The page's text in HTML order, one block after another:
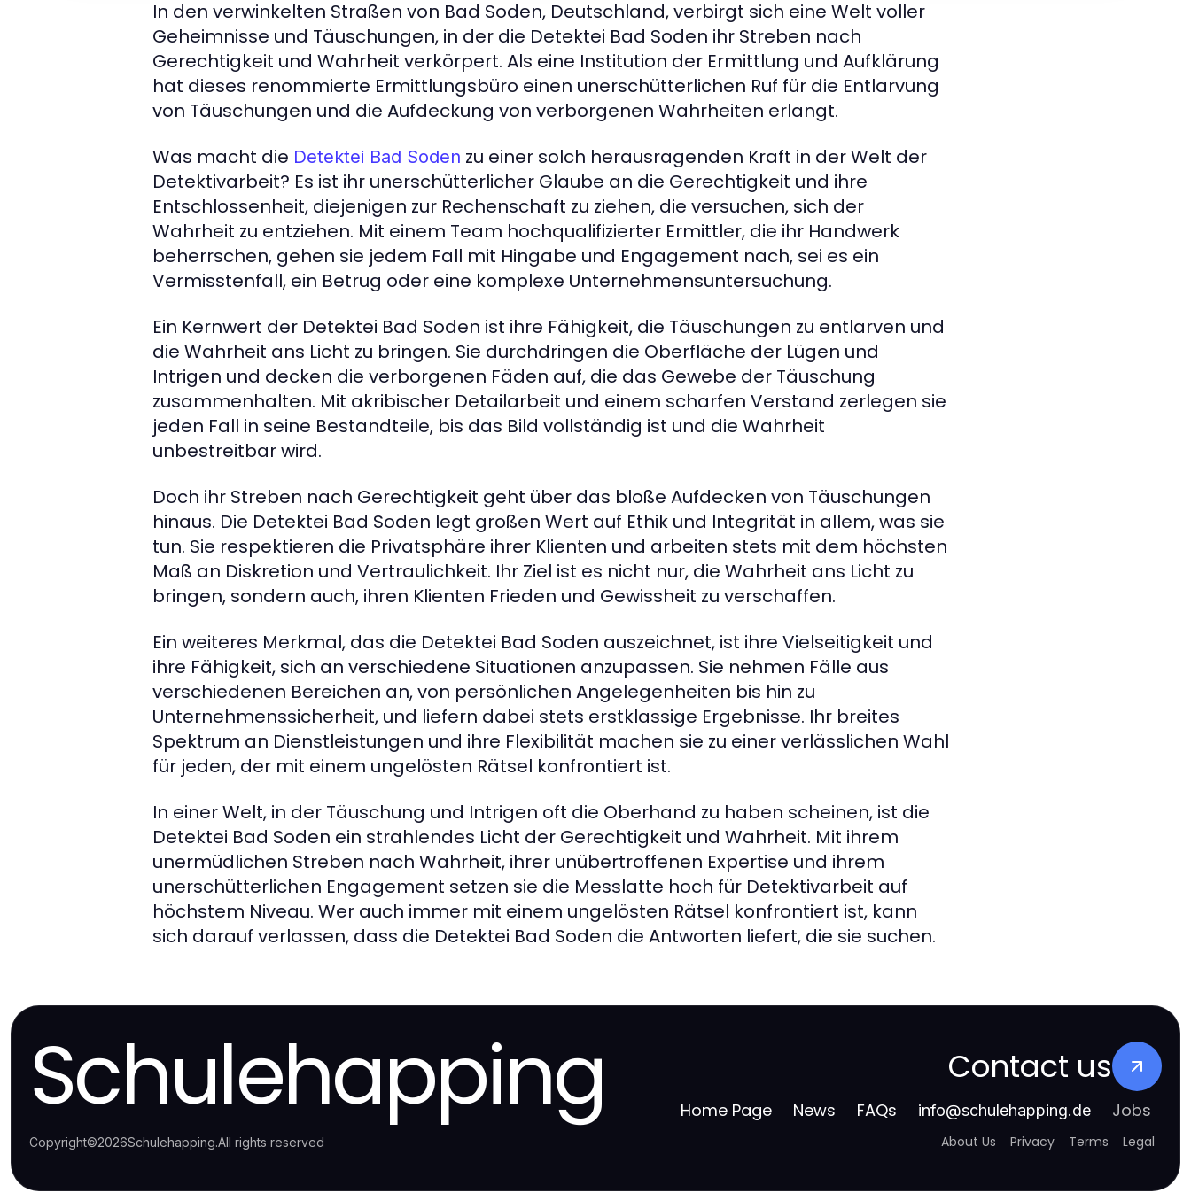
In den verwinkelten Straßen von Bad Soden, Deutschland, verbirgt sich eine Welt voller
Geheimnisse und Täuschungen, in der die Detektei Bad Soden ihr Streben nach
Gerechtigkeit und Wahrheit verkörpert. Als eine Institution der Ermittlung und Aufklärung
hat dieses renommierte Ermittlungsbüro einen unerschütterlichen Ruf für die Entlarvung
von Täuschungen und die Aufdeckung von verborgenen Wahrheiten erlangt.
Was macht die Detektei Bad Soden zu einer solch herausragenden Kraft in der Welt der
Detektivarbeit? Es ist ihr unerschütterlicher Glaube an die Gerechtigkeit und ihre
Entschlossenheit, diejenigen zur Rechenschaft zu ziehen, die versuchen, sich der
Wahrheit zu entziehen. Mit einem Team hochqualifizierter Ermittler, die ihr Handwerk
beherrschen, gehen sie jedem Fall mit Hingabe und Engagement nach, sei es ein
Vermisstenfall, ein Betrug oder eine komplexe Unternehmensuntersuchung.
Ein Kernwert der Detektei Bad Soden ist ihre Fähigkeit, die Täuschungen zu entlarven und
die Wahrheit ans Licht zu bringen. Sie durchdringen die Oberfläche der Lügen und
Intrigen und decken die verborgenen Fäden auf, die das Gewebe der Täuschung
zusammenhalten. Mit akribischer Detailarbeit und einem scharfen Verstand zerlegen sie
jeden Fall in seine Bestandteile, bis das Bild vollständig ist und die Wahrheit
unbestreitbar wird.
Doch ihr Streben nach Gerechtigkeit geht über das bloße Aufdecken von Täuschungen
hinaus. Die Detektei Bad Soden legt großen Wert auf Ethik und Integrität in allem, was sie
tun. Sie respektieren die Privatsphäre ihrer Klienten und arbeiten stets mit dem höchsten
Maß an Diskretion und Vertraulichkeit. Ihr Ziel ist es nicht nur, die Wahrheit ans Licht zu
bringen, sondern auch, ihren Klienten Frieden und Gewissheit zu verschaffen.
Ein weiteres Merkmal, das die Detektei Bad Soden auszeichnet, ist ihre Vielseitigkeit und
ihre Fähigkeit, sich an verschiedene Situationen anzupassen. Sie nehmen Fälle aus
verschiedenen Bereichen an, von persönlichen Angelegenheiten bis hin zu
Unternehmenssicherheit, und liefern dabei stets erstklassige Ergebnisse. Ihr breites
Spektrum an Dienstleistungen und ihre Flexibilität machen sie zu einer verlässlichen Wahl
für jeden, der mit einem ungelösten Rätsel konfrontiert ist.
In einer Welt, in der Täuschung und Intrigen oft die Oberhand zu haben scheinen, ist die
Detektei Bad Soden ein strahlendes Licht der Gerechtigkeit und Wahrheit. Mit ihrem
unermüdlichen Streben nach Wahrheit, ihrer unübertroffenen Expertise und ihrem
unerschütterlichen Engagement setzen sie die Messlatte hoch für Detektivarbeit auf
höchstem Niveau. Wer auch immer mit einem ungelösten Rätsel konfrontiert ist, kann
sich darauf verlassen, dass die Detektei Bad Soden die Antworten liefert, die sie suchen.
Schulehapping Contact us
Home Page News FAQs info@schulehapping.de Jobs
Copyright©2026Schulehapping.All rights reserved About Us Privacy Terms Legal